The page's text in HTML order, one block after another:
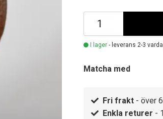
I lager- leverans 2-3
Matcha med
Fri frakt- över
Enkla returer -